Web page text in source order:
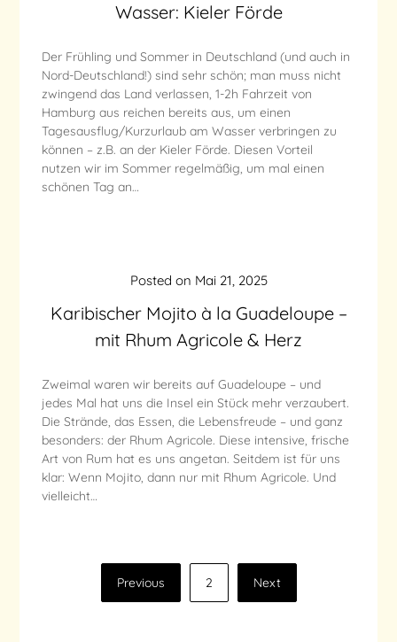
Wasser: Kieler Förde
Der Frühling und Sommer in Deutschland (und auch in
Nord-Deutschland!) sind sehr schön; man muss nicht
zwingend das Land verlassen, 1-2h Fahrzeit von
Hamburg aus reichen bereits aus, um einen
Tagesausflug/Kurzurlaub am Wasser verbringen zu
können – z.B. an der Kieler Förde. Diesen Vorteil
nutzen wir im Sommer regelmäßig, um mal einen
schönen Tag an…
Karibischer Mojito à la Guadeloupe –
mit Rhum Agricole & Herz
Posted on Mai 21, 2025
Zweimal waren wir bereits auf Guadeloupe – und
jedes Mal hat uns die Insel ein Stück mehr verzaubert.
Die Strände, das Essen, die Lebensfreude – und ganz
besonders: der Rhum Agricole. Diese intensive, frische
Art von Rum hat es uns angetan. Seitdem ist für uns
klar: Wenn Mojito, dann nur mit Rhum Agricole. Und
vielleicht…
Seitennummerierung
Previous 2 Next